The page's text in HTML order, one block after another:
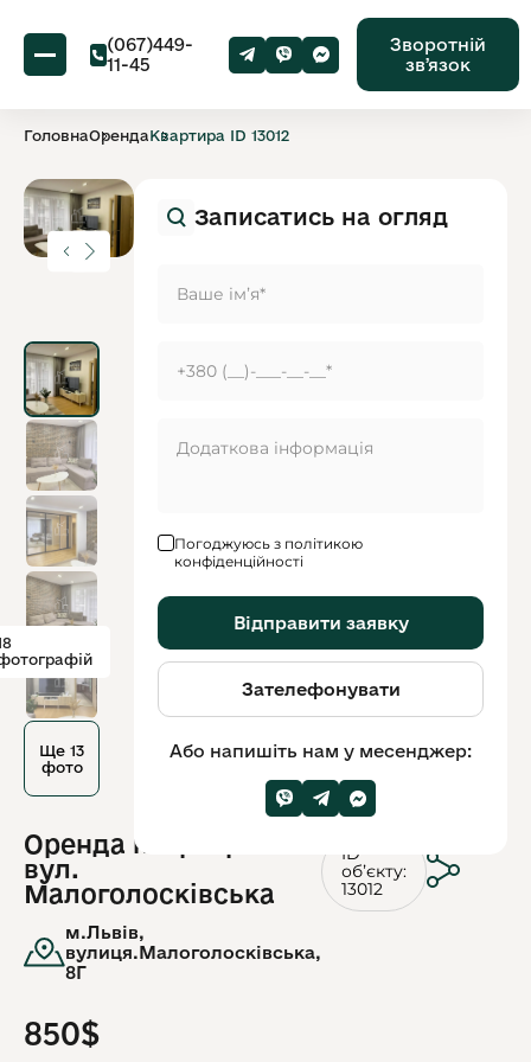
(067)449-
11-45
Зворотній
звʼязок
ГоловнаОрендаКвартира ID 13012
Ще 13
фото
Оренда квартири по
вул.
Малоголосківська
м.Львів,
вулиця.Малоголосківська,
8Г
ID
обʼєкту:
13012
850$
Записатись на огляд
Погоджуюсь з політикою
конфіденційності
Відправити заявку
Зателефонувати
Або напишіть нам у месенджер: